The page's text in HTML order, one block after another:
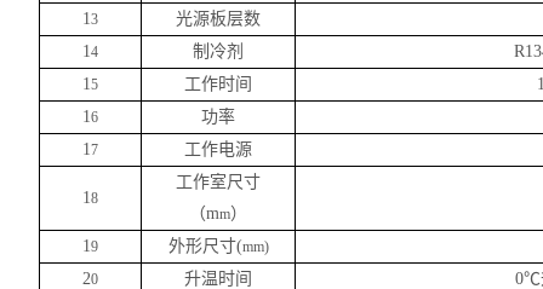
13
光源板层数
14 制冷剂
15 工作时间
16
功率
17 工作电源
18
工作室尺寸
（mm）
19 外形尺寸(mm)
20 升温时间
0℃